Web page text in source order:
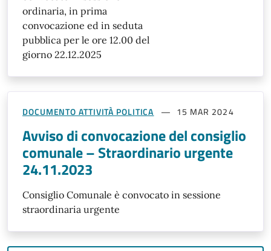
ordinaria, in prima
convocazione ed in seduta
pubblica per le ore 12.00 del
giorno 22.12.2025
DOCUMENTO ATTIVITÀ POLITICA 15 MAR 2024
Avviso di convocazione del consiglio
comunale – Straordinario urgente
24.11.2023
Consiglio Comunale è convocato in sessione
straordinaria urgente